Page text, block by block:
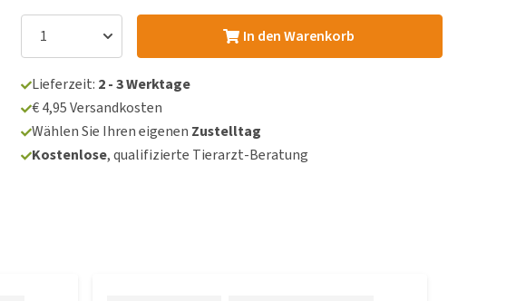
In den Warenkorb
Lieferzeit: 2 - 3 Werktage
€ 4,95 Versandkosten
Wählen Sie Ihren eigenen Zustelltag
Kostenlose, qualifizierte Tierarzt-Beratung